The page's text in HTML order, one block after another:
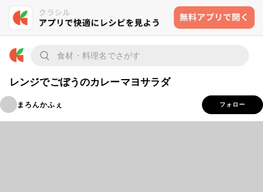
レンジでごぼうのカレーマヨサラダ
まろんかふぇ フォロー